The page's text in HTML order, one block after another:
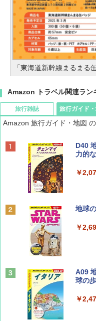
「東海道新幹線まるまる
Amazon トラベル関連ラン
旅行雑誌
BE-
￥
ディ
山と
旅行ガイド・
Amazon 旅行ガイド・地図
D40
力的
￥
地球
￥
A09
球の
￥